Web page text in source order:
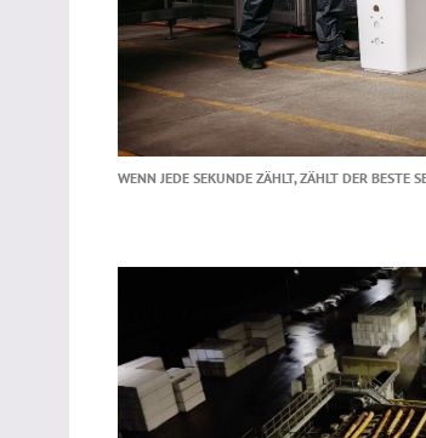
WENN JEDE SEKUNDE ZÄHLT, ZÄHLT DER BESTE